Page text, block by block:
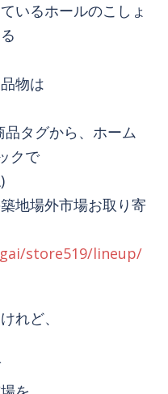
いるホールのこしょ
物は
タグから、ホーム
クで
地場外市場お取り寄
store519/lineup/
れど、